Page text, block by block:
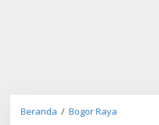
Beranda / Bogor Raya